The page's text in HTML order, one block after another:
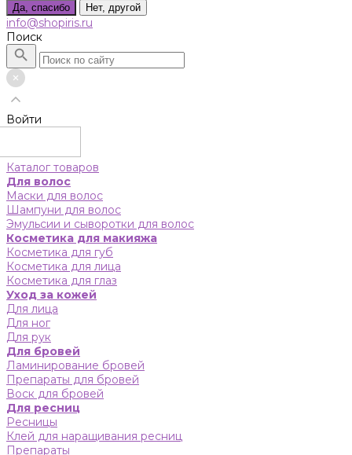
Да, спасибо Нет, другой
info@shopiris.ru
Поиск
Войти
Каталог товаров
Для волос
Маски для волос
Шампуни для волос
Эмульсии и сыворотки для волос
Косметика для макияжа
Косметика для губ
Косметика для лица
Косметика для глаз
Уход за кожей
Для лица
Для ног
Для рук
Для бровей
Ламинирование бровей
Препараты для бровей
Воск для бровей
Для ресниц
Ресницы
Клей для наращивания ресниц
Препараты